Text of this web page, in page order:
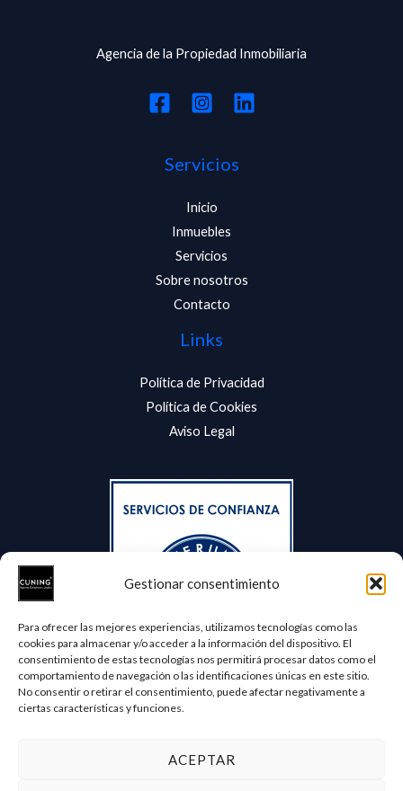
Gestionar consentimiento
Para ofrecer las mejores experiencias, utilizamos tecnologías como las
cookies para almacenar y/o acceder a la información del dispositivo. El
consentimiento de estas tecnologías nos permitirá procesar datos como el
comportamiento de navegación o las identificaciones únicas en este sitio.
No consentir o retirar el consentimiento, puede afectar negativamente a
ciertas características y funciones.
ACEPTAR
Agencia de la Propiedad Inmobiliaria
Servicios
Inicio
Inmuebles
Servicios
Sobre nosotros
Contacto
Links
Política de Privacidad
Política de Cookies
Aviso Legal